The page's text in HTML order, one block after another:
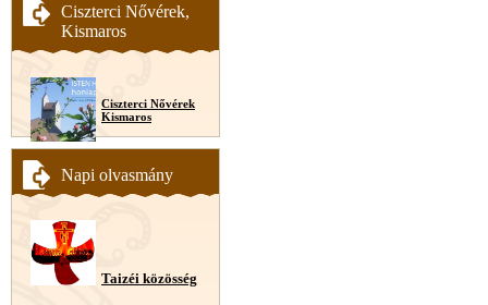
Ciszterci Nővérek,
Kismaros
Ciszterci Nővérek
Kismaros
Napi olvasmány
Taizéi közösség